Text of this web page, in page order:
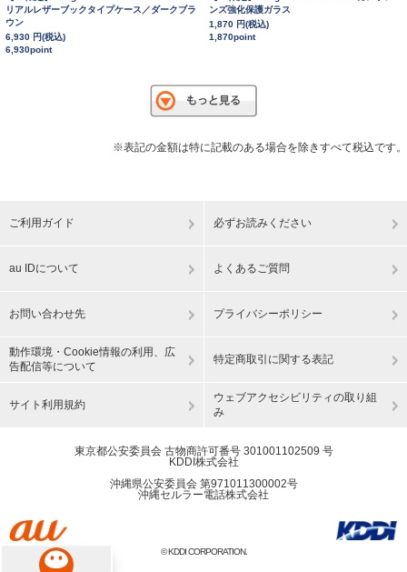
リアルレザーブックタイプケース／ダークブラ
ウン
6,930 円(税込)
6,930point
ンズ強化保護ガラス
1,870 円(税込)
1,870point
※表記の金額は特に記載のある場合を除きすべて税込です。
ご利用ガイド 必ずお読みください
au IDについて よくあるご質問
お問い合わせ先 プライバシーポリシー
動作環境・Cookie情報の利用、広
告配信等について
特定商取引に関する表記
サイト利用規約
ウェブアクセシビリティの取り組
み
東京都公安委員会 古物商許可番号 301001102509 号
KDDI株式会社
沖縄県公安委員会 第971011300002号
沖縄セルラー電話株式会社
© KDDI CORPORATION.